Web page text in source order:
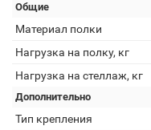
Общие
Материал полки
Нагрузка на полку, кг
Нагрузка на стеллаж, кг
Дополнительно
Тип крепления